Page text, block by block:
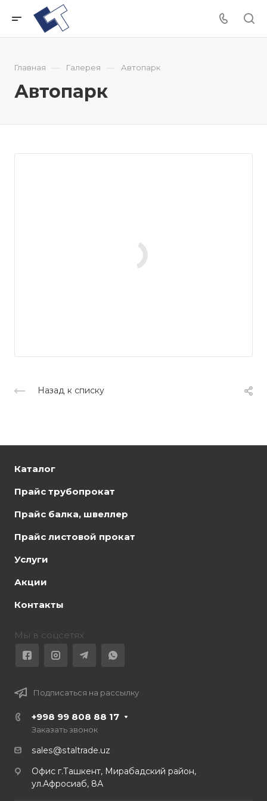
Главная — Галерея — Автопарк
Автопарк
Назад к списку
Каталог
Прайс трубопрокат
Прайс балка, швеллер
Прайс листовой прокат
Услуги
Акции
Контакты
Мы в соцсетях
Подписаться на рассылку
+998 99 808 88 17
Заказать звонок
sales@staltrade.uz
Офис г.Ташкент, Мирабадский район,
ул.Афросиаб, 8А